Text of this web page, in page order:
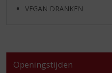
VEGAN DRANKEN
Openingstijden